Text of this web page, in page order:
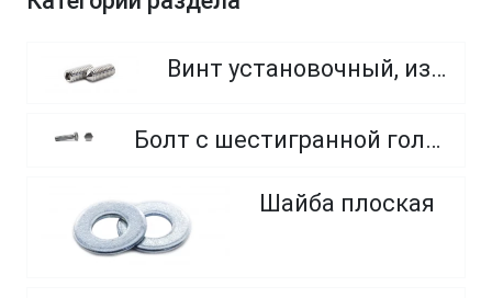
Винт установочный, из нержавеющей стали A2
Болт с шестигранной головкой, полная резьба, из нержавеющей стали A2 и A4
Шайба плоская